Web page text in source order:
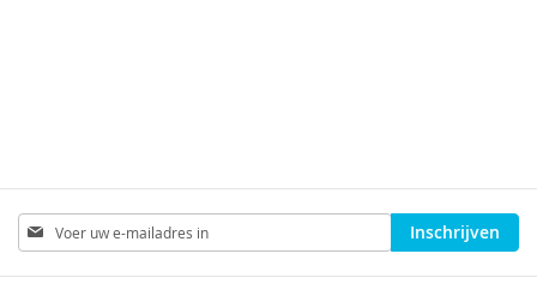
Abonneer
u
op
Inschrijven